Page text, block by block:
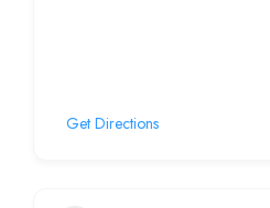
Get Directions